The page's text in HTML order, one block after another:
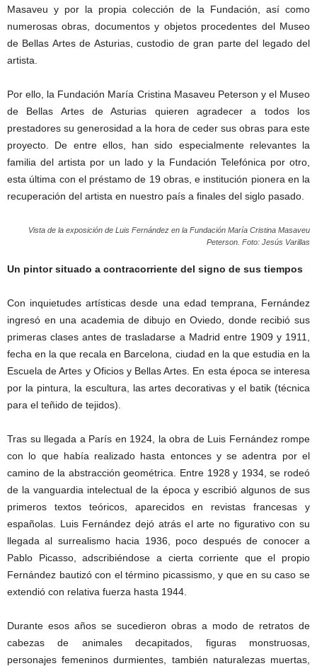
Masaveu y por la propia colección de la Fundación, así como
numerosas obras, documentos y objetos procedentes del Museo
de Bellas Artes de Asturias, custodio de gran parte del legado del
artista.
Por ello, la Fundación María Cristina Masaveu Peterson y el Museo
de Bellas Artes de Asturias quieren agradecer a todos los
prestadores su generosidad a la hora de ceder sus obras para este
proyecto. De entre ellos, han sido especialmente relevantes la
familia del artista por un lado y la Fundación Telefónica por otro,
esta última con el préstamo de 19 obras, e institución pionera en la
recuperación del artista en nuestro país a finales del siglo pasado.
Vista de la exposición de Luis Fernández en la Fundación María Cristina Masaveu
Peterson. Foto: Jesús Varillas
Un pintor situado a contracorriente del signo de sus tiempos
Con inquietudes artísticas desde una edad temprana, Fernández
ingresó en una academia de dibujo en Oviedo, donde recibió sus
primeras clases antes de trasladarse a Madrid entre 1909 y 1911,
fecha en la que recala en Barcelona, ciudad en la que estudia en la
Escuela de Artes y Oficios y Bellas Artes. En esta época se interesa
por la pintura, la escultura, las artes decorativas y el batik (técnica
para el teñido de tejidos).
Tras su llegada a París en 1924, la obra de Luis Fernández rompe
con lo que había realizado hasta entonces y se adentra por el
camino de la abstracción geométrica. Entre 1928 y 1934, se rodeó
de la vanguardia intelectual de la época y escribió algunos de sus
primeros textos teóricos, aparecidos en revistas francesas y
españolas. Luis Fernández dejó atrás el arte no figurativo con su
llegada al surrealismo hacia 1936, poco después de conocer a
Pablo Picasso, adscribiéndose a cierta corriente que el propio
Fernández bautizó con el término picassismo, y que en su caso se
extendió con relativa fuerza hasta 1944.
Durante esos años se sucedieron obras a modo de retratos de
cabezas de animales decapitados, figuras monstruosas,
personajes femeninos durmientes, también naturalezas muertas,